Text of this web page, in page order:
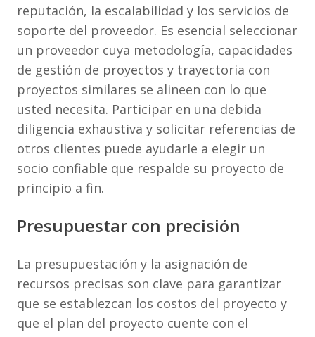
reputación, la escalabilidad y los servicios de
soporte del proveedor. Es esencial seleccionar
un proveedor cuya metodología, capacidades
de gestión de proyectos y trayectoria con
proyectos similares se alineen con lo que
usted necesita. Participar en una debida
diligencia exhaustiva y solicitar referencias de
otros clientes puede ayudarle a elegir un
socio confiable que respalde su proyecto de
principio a fin.
Presupuestar con precisión
La presupuestación y la asignación de
recursos precisas son clave para garantizar
que se establezcan los costos del proyecto y
que el plan del proyecto cuente con el